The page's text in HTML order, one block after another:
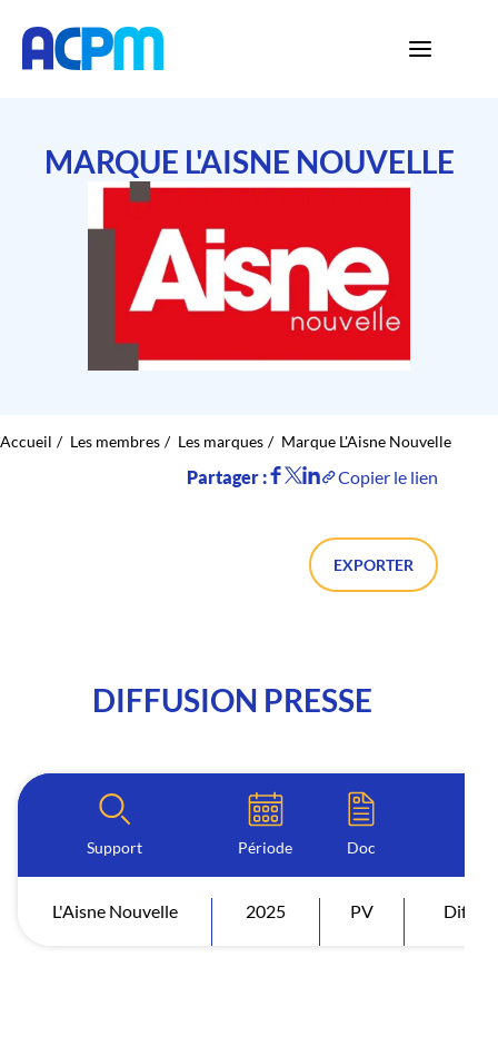
MARQUE L'AISNE NOUVELLE
Accueil Les membres Les marques Marque L'Aisne Nouvelle
Partager : Copier le lien
EXPORTER
DIFFUSION PRESSE
Support Période Doc
L'Aisne Nouvelle 2025 PV